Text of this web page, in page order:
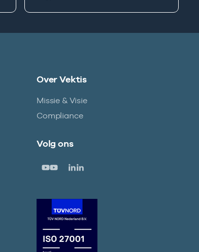
Over Vektis
Missie & Visie
Compliance
Volg ons